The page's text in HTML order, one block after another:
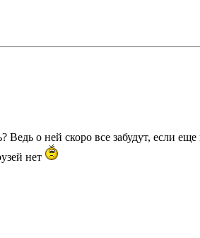
о ней скоро все забудут, если
нет